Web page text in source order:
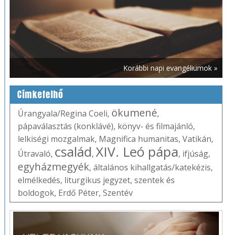
Korábbi napi evangéliumok »
Címkefelhő
Úrangyala/Regina Coeli, ökumené,
pápaválasztás (konklávé), könyv- és filmajánló,
lelkiségi mozgalmak, Magnifica humanitas, Vatikán,
Útravaló, család, XIV. Leó pápa, ifjúság,
egyházmegyék, általános kihallgatás/katekézis,
elmélkedés, liturgikus jegyzet, szentek és
boldogok, Erdő Péter, Szentév